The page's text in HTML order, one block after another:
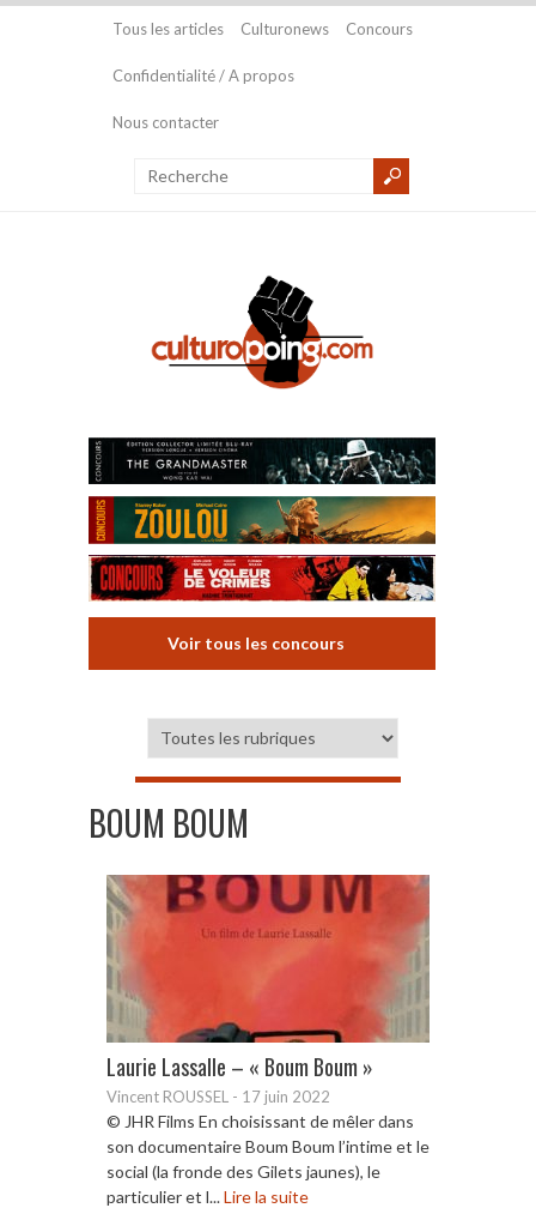
Tous les articles Culturonews Concours
Confidentialité / A propos
Nous contacter
Voir tous les concours
BOUM BOUM
Laurie Lassalle – « Boum Boum »
Vincent ROUSSEL - 17 juin 2022
© JHR Films En choisissant de mêler dans
son documentaire Boum Boum l’intime et le
social (la fronde des Gilets jaunes), le
particulier et l...Lire la suite